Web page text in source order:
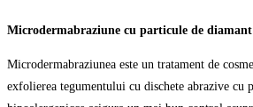
Microdermabraziune cu particule de diamant
Microdermabraziunea este un tratament de
exfolierea tegumentului cu dischete abrazive cu